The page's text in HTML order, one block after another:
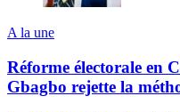
A la une
Réforme électorale en
Gbagbo rejette la